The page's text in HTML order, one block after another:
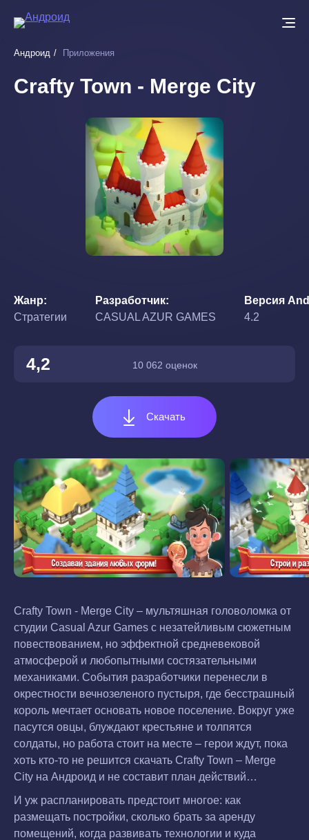
основному
Андроид Приложения
Crafty Town - Merge City
Жанр
Стратегии
Разработчик
CASUAL AZUR GAMES
Версия
4.2
4,2 10 062 оценок
Скачать
Crafty Town - Merge City – мультяшная головоломка от
студии Casual Azur Games с незатейливым сюжетным
повествованием, но эффектной средневековой
атмосферой и любопытными состязательными
механиками. События разработчики перенесли в
окрестности вечнозеленого пустыря, где бесстрашный
король мечтает основать новое поселение. Вокруг уже
пасутся овцы, блуждают крестьяне и толпятся
солдаты, но работа стоит на месте – герои ждут, пока
хоть кто-то не решится скачать Crafty Town – Merge
City на Андроид и не составит план действий…
И уж распланировать предстоит многое: как
размещать постройки, сколько брать за аренду
помещений, когда развивать технологии и куда